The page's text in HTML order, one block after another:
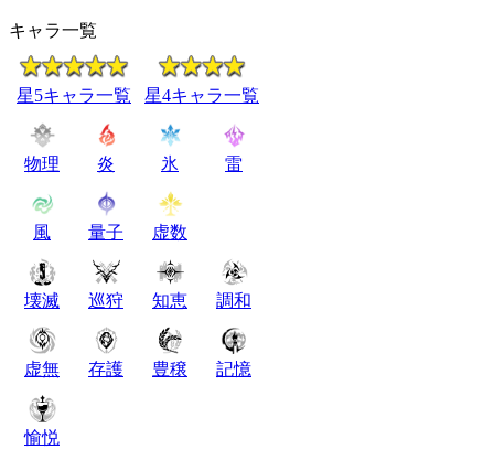
キャラ一覧
星5キャラ一覧 星4キャラ一覧
物理 炎 氷 雷
風 量子 虚数
壊滅 巡狩 知恵 調和
虚無 存護 豊穣 記憶
愉悦